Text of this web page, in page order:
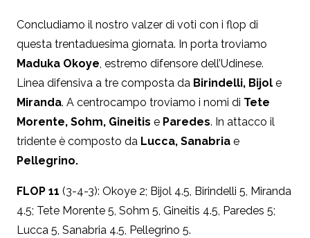
Concludiamo il nostro valzer di voti con i flop di
questa trentaduesima giornata. In porta troviamo
Maduka Okoye , estremo difensore dell’Udinese.
Linea difensiva a tre composta da Birindelli, Bijol e
Miranda. A centrocampo troviamo i nomi di Tete
Morente, Sohm, Gineitis e Paredes. In attacco il
tridente è composto da Lucca, Sanabria e
Pellegrino.
FLOP 11 (3-4-3): Okoye 2; Bijol 4.5, Birindelli 5, Miranda
4.5; Tete Morente 5, Sohm 5, Gineitis 4.5, Paredes 5;
Lucca 5, Sanabria 4.5, Pellegrino 5.